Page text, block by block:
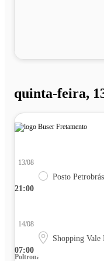
quinta-feira,
21:00
13/08
Posto
07:00
14/08
Shopping Vale
Poltrona